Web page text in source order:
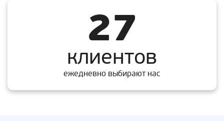
27
клиентов
ежедневно выбирают нас